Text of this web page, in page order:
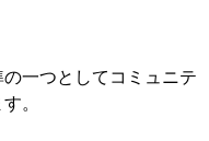
一つとしてコミュニテ
。